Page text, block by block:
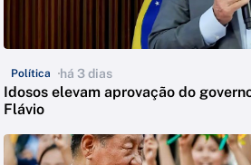
Política há 3 dias
Idosos elevam aprovação do
Flávio